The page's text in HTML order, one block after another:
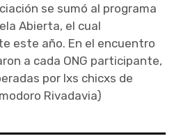
se sumó al programa
Abierta, el cual
este año. En el encuentro
a cada ONG participante,
por lxs chicxs de
Rivadavia)